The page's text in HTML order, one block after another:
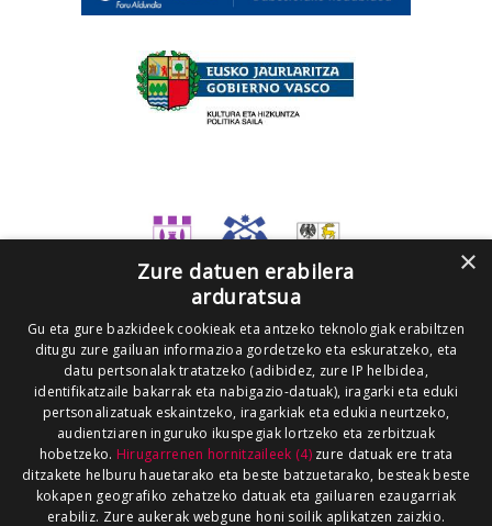
×
Zure datuen erabilera
arduratsua
Gu eta gure bazkideek cookieak eta antzeko teknologiak erabiltzen
ditugu zure gailuan informazioa gordetzeko eta eskuratzeko, eta
datu pertsonalak tratatzeko (adibidez, zure IP helbidea,
identifikatzaile bakarrak eta nabigazio-datuak), iragarki eta eduki
pertsonalizatuak eskaintzeko, iragarkiak eta edukia neurtzeko,
audientziaren inguruko ikuspegiak lortzeko eta zerbitzuak
hobetzeko. Hirugarrenen hornitzaileek (4)zure datuak ere trata
ditzakete helburu hauetarako eta beste batzuetarako, besteak beste
kokapen geografiko zehatzeko datuak eta gailuaren ezaugarriak
erabiliz. Zure aukerak webgune honi soilik aplikatzen zaizkio.